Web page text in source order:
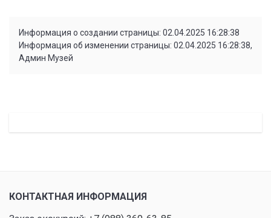
Информация о создании страницы: 02.04.2025 16:28:38
Информация об изменении страницы: 02.04.2025 16:28:38,
Админ Музей
КОНТАКТНАЯ ИНФОРМАЦИЯ